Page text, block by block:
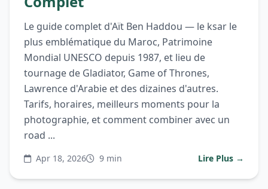
Le guide complet d'Aït Ben Haddou — le ksar le
plus emblématique du Maroc, Patrimoine
Mondial UNESCO depuis 1987, et lieu de
tournage de Gladiator, Game of Thrones,
Lawrence d'Arabie et des dizaines d'autres.
Tarifs, horaires, meilleurs moments pour la
photographie, et comment combiner avec un
road ...
Apr 18, 2026 9 min Lire Plus →